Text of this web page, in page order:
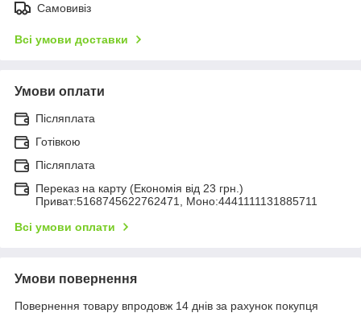
Самовивіз
Всі умови доставки
Умови оплати
Післяплата
Готівкою
Післяплата
Переказ на карту (Економія від 23 грн.)
Приват:5168745622762471, Моно:4441111131885711
Всі умови оплати
Умови повернення
Повернення товару впродовж 14 днів за рахунок покупця